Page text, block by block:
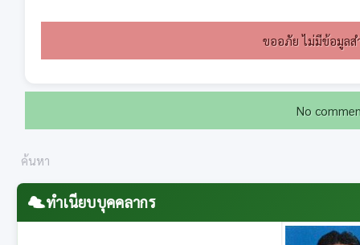
ขออภัย ไม่มีข้อมูลส
No
ทำเนียบบุคคลากร